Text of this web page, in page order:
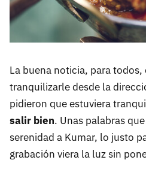
La buena noticia, para
tranquilizarle desde la
pidieron que estuviera
salir bien. Unas palabras
serenidad a Kumar, lo justo
grabación viera la luz sin